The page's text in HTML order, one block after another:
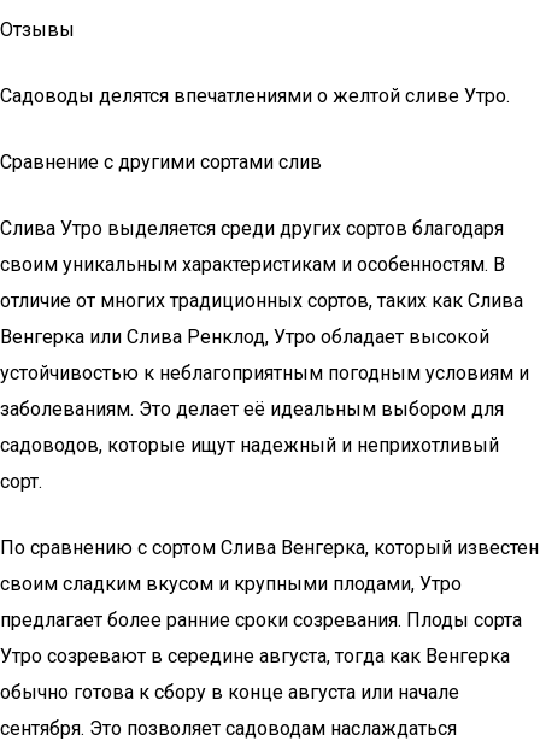
Отзывы
Садоводы делятся впечатлениями о желтой сливе Утро.
Сравнение с другими сортами слив
Слива Утро выделяется среди других сортов благодаря
своим уникальным характеристикам и особенностям. В
отличие от многих традиционных сортов, таких как Слива
Венгерка или Слива Ренклод, Утро обладает высокой
устойчивостью к неблагоприятным погодным условиям и
заболеваниям. Это делает её идеальным выбором для
садоводов, которые ищут надежный и неприхотливый
сорт.
По сравнению с сортом Слива Венгерка, который известен
своим сладким вкусом и крупными плодами, Утро
предлагает более ранние сроки созревания. Плоды сорта
Утро созревают в середине августа, тогда как Венгерка
обычно готова к сбору в конце августа или начале
сентября. Это позволяет садоводам наслаждаться